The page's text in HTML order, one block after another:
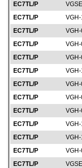
EC7TL/P
EC7TL/P
EC7TL/P
EC7TL/P
EC7TL/P
EC7TL/P
EC7TL/P
EC7TL/P
EC7TL/P
EC7TL/P
EC7TL/P
EC7TL/P
EC7TL/P